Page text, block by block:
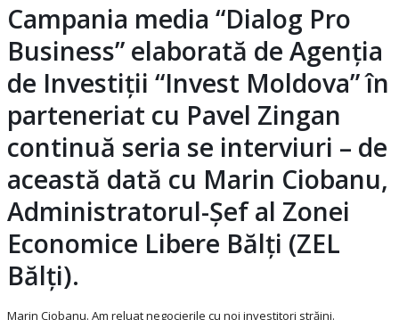
Campania media “Dialog Pro
Business” elaborată de Agenția
de Investiții “Invest Moldova” în
parteneriat cu Pavel Zingan
continuă seria se interviuri – de
această dată cu Marin Ciobanu,
Administratorul-Șef al Zonei
Economice Libere Bălți (ZEL
Bălți).
Marin Ciobanu. Am reluat negocierile cu noi investitori străini.